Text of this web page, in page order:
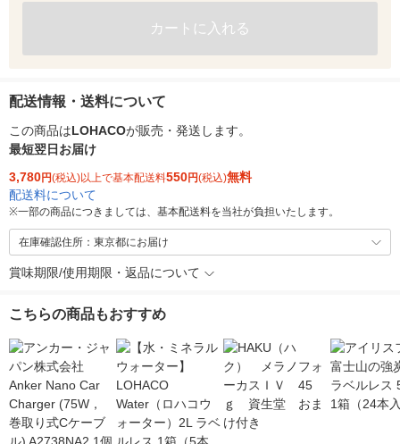
カートに入れる
配送情報・送料について
この商品はLOHACOが販売・発送します。
最短翌日お届け
3,780円(税込)以上で基本配送料550円(税込)無料
配送料について
※一部の商品につきましては、基本配送料を当社が負担いたします。
在庫確認住所：東京都にお届け
賞味期限/使用期限・返品について
こちらの商品もおすすめ